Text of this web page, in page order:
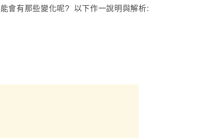
會有那些變化呢? 以下作一說明與解析: